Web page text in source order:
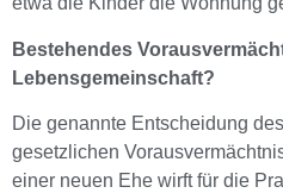
Bestehendes
Lebensgemeinschaft?
Die genannte Entscheidung
gesetzlichen
einer neuen Ehe wirft für die